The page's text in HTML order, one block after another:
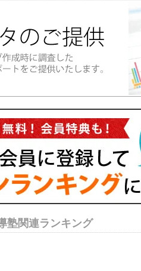
塾関連ランキング